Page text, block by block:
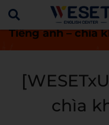
Trang chủ Tin
Tiếng anh – chìa
chìa